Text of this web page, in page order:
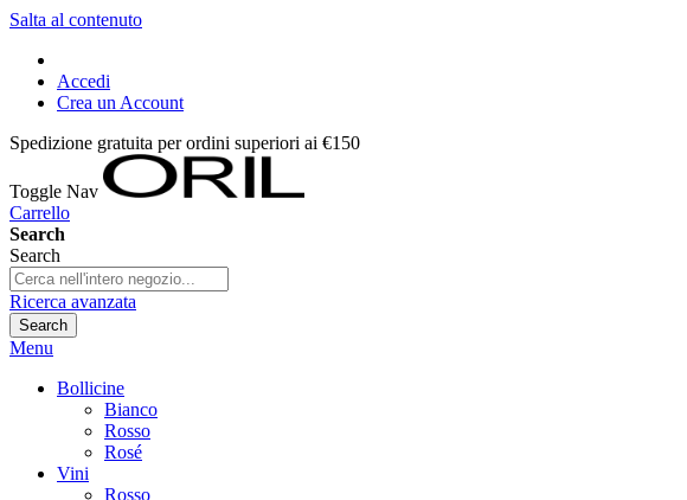
Salta al contenuto
Accedi
Crea un Account
Spedizione gratuita per ordini superiori ai €150
Toggle Nav
Carrello
Search
Search
Ricerca avanzata
Search
Menu
Bollicine
Bianco
Rosso
Rosé
Vini
Rosso